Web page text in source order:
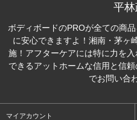
平
ボディボードのPROが全ての商
に安心できますよ！湘南・茅ヶ
施！アフターケアには特に力を
できるアットホームな信用と信
でお問い合
マイアカウント